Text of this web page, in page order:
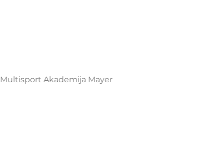
Multisport Akademija Mayer